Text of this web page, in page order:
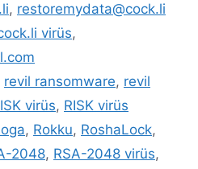
, restoremydata@cock.li
virüs,
revil ransomware, revil
virüs, RISK virüs
, Rokku, RoshaLock,
2048, RSA-2048 virüs,